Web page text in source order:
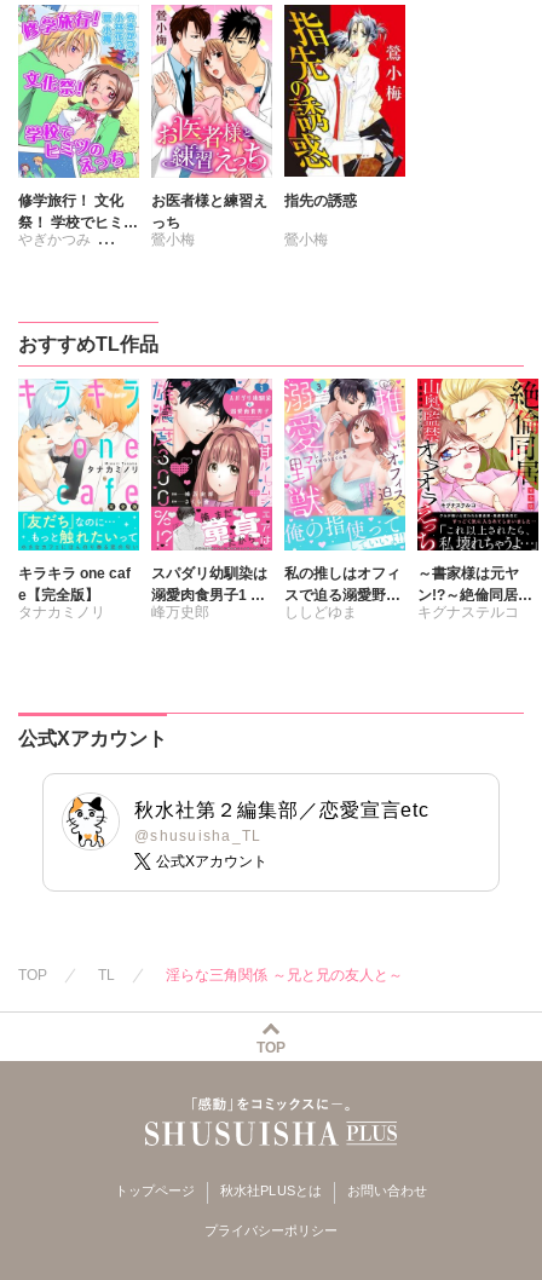
修学旅行！ 文化
祭！ 学校でヒミツ
のえっち
やぎかつみ
お医者様と練習え
っち
鶯小梅
指先の誘惑
鶯小梅
おすすめTL作品
キラキラ one caf
e【完全版】
タナカミノリ
スパダリ幼馴染は
溺愛肉食男子1 ト
ロ甘ルームシェア
峰万史郎
私の推しはオフィ
スで迫る溺愛野獣
～聖域無視、迫ら
ししどゆま
～書家様は元ヤ
ン!?～絶倫同居
山奥監禁オラオラ
キグナステルコ
公式Xアカウント
秋水社第２編集部／恋愛宣言etc
@shusuisha_TL
公式Xアカウント
TOP TL 淫らな三角関係 ～兄と兄の友人と～
TOP
トップページ 秋水社PLUSとは お問い合わせ
プライバシーポリシー